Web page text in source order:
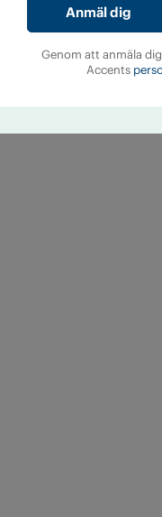
Genom att anmäla
Accents